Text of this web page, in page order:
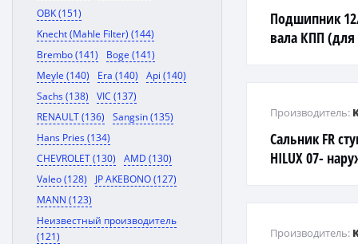
OBK (151)
Knecht (Mahle Filter) (144)
Brembo (141)
Boge (141)
Meyle (140)
Era (140)
Api (140)
Sachs (138)
VIC (137)
RENAULT (136)
Sangsin (135)
Hans Pries (134)
CHEVROLET (130)
AMD (130)
Valeo (128)
JP AKEBONO (127)
MANN (123)
Неизвестный производитель
(121)
Подшипник
вала КПП
Сальник FR
HILUX 07-
Производитель:
Производитель: